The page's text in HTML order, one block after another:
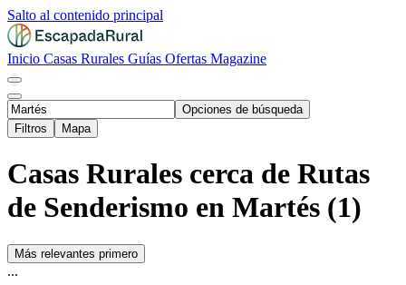
Salto al contenido principal
Inicio Casas Rurales Guías Ofertas Magazine
Opciones de búsqueda
Filtros
Mapa
Casas Rurales cerca de Rutas
de Senderismo en Martés (1)
Más relevantes primero
...